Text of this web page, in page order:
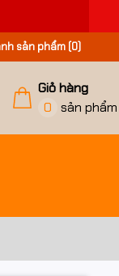
sản phẩm (0)
Giỏ hàng
0 sản phẩm